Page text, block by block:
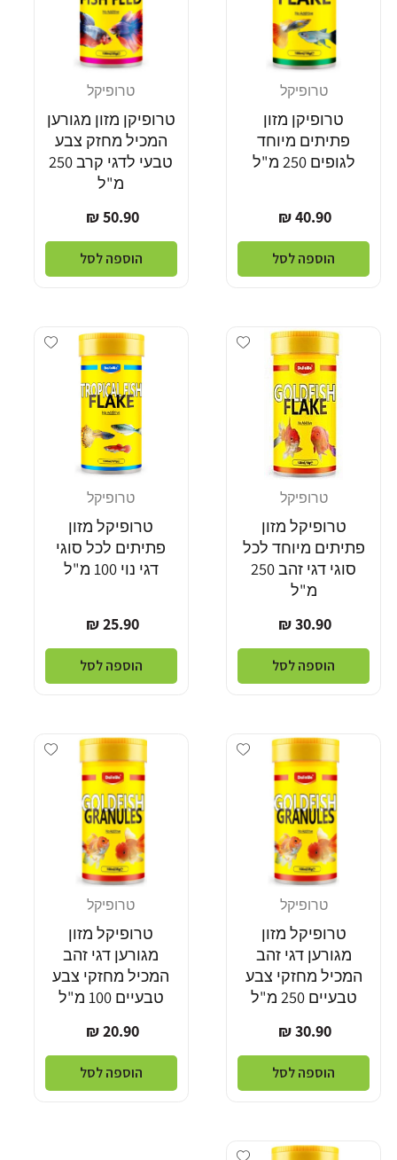
טרופיקל
טרופיקן מזון
פתיתים מיוחד
לגופים 250 מ"ל
מחיר
רגיל
40.90 ₪
הוספה לסל
טרופיקל
טרופיקן מזון מגורען
המכיל מחזק צבע
טבעי לדגי קרב 250
מ"ל
מחיר
רגיל
50.90 ₪
הוספה לסל
Add wishlist
טרופיקל
טרופיקל מזון
פתיתים מיוחד לכל
סוגי דגי זהב 250
מ"ל
מחיר
רגיל
30.90 ₪
הוספה לסל
Add wishlist
טרופיקל
טרופיקל מזון
פתיתים לכל סוגי
דגי נוי 100 מ"ל
מחיר
רגיל
25.90 ₪
הוספה לסל
Add wishlist
טרופיקל
טרופיקל מזון
מגורען דגי זהב
המכיל מחזקי צבע
טבעיים 250 מ"ל
מחיר
רגיל
30.90 ₪
הוספה לסל
Add wishlist
טרופיקל
טרופיקל מזון
מגורען דגי זהב
המכיל מחזקי צבע
טבעיים 100 מ"ל
מחיר
רגיל
20.90 ₪
הוספה לסל
Add wishlist